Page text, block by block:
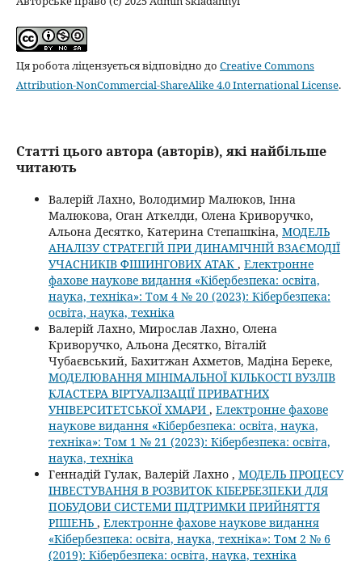
Ця робота ліцензується відповідно до Creative Commons
Attribution-NonCommercial-ShareAlike 4.0 International License.
Статті цього автора (авторів), які найбільше
читають
Валерій Лахно, Володимир Малюков, Інна
Малюкова, Оган Аткелди, Олена Криворучко,
Альона Десятко, Катерина Степашкіна, МОДЕЛЬ
АНАЛІЗУ СТРАТЕГІЙ ПРИ ДИНАМІЧНІЙ ВЗАЄМОДІЇ
УЧАСНИКІВ ФІШИНГОВИХ АТАК , Електронне
фахове наукове видання «Кібербезпека: освіта,
наука, техніка»: Том 4 № 20 (2023): Кібербезпека:
освіта, наука, техніка
Валерій Лахно, Мирослав Лахно, Олена
Криворучко, Альона Десятко, Віталій
Чубаєвський, Бахитжан Ахметов, Мадіна Береке,
МОДЕЛЮВАННЯ МІНІМАЛЬНОЇ КІЛЬКОСТІ ВУЗЛІВ
КЛАСТЕРА ВІРТУАЛІЗАЦІЇ ПРИВАТНИХ
УНІВЕРСИТЕТСЬКОЇ ХМАРИ , Електронне фахове
наукове видання «Кібербезпека: освіта, наука,
техніка»: Том 1 № 21 (2023): Кібербезпека: освіта,
наука, техніка
Геннадій Гулак, Валерій Лахно , МОДЕЛЬ ПРОЦЕСУ
ІНВЕСТУВАННЯ В РОЗВИТОК КІБЕРБЕЗПЕКИ ДЛЯ
ПОБУДОВИ СИСТЕМИ ПІДТРИМКИ ПРИЙНЯТТЯ
РІШЕНЬ , Електронне фахове наукове видання
«Кібербезпека: освіта, наука, техніка»: Том 2 № 6
(2019): Кібербезпека: освіта, наука, техніка